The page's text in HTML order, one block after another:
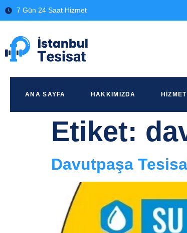
7 Gün 24 Saat Hizmet
ANA SAYFA HAKKIMIZDA
Etiket:
Davutpaşa